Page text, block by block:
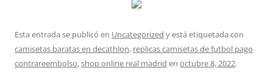
Esta entrada se publicó en Uncategorized y está etiquetada con
camisetas baratas en decathlon, replicas camisetas de futbol pago
contrareembolso,shop online real madrid en octubre 8, 2022.